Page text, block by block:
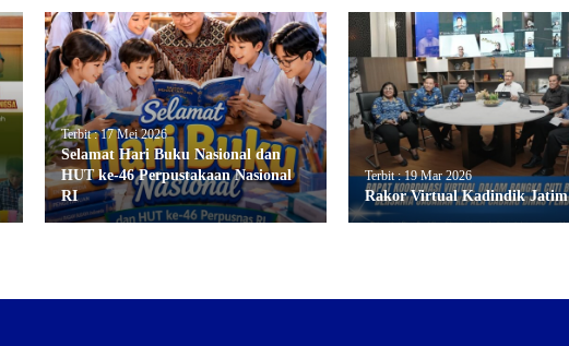
Terbit : 17 Mei 2026
Selamat Hari Buku Nasional dan
HUT ke-46 Perpustakaan Nasional
RI
Terbit : 19 Mar 2026
Rakor Virtual Kadindik Jatim